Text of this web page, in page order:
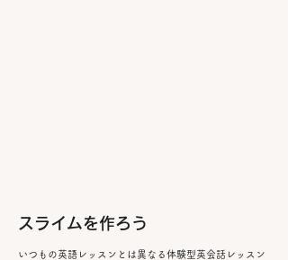
スライムを作ろう
いつもの英語レッスンとは異なる体験型英会話レッスン